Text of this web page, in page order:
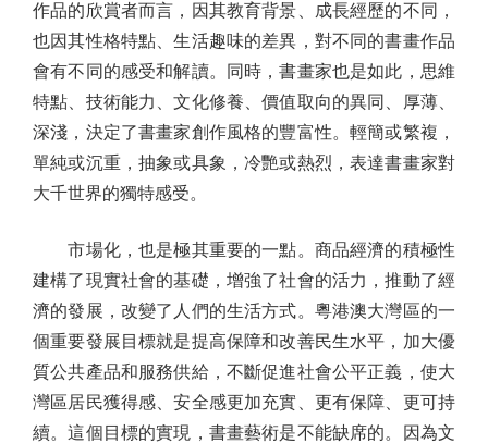
作品的欣賞者而言，因其教育背景、成長經歷的不同，
也因其性格特點、生活趣味的差異，對不同的書畫作品
會有不同的感受和解讀。同時，書畫家也是如此，思維
特點、技術能力、文化修養、價值取向的異同、厚薄、
深淺，決定了書畫家創作風格的豐富性。輕簡或繁複，
單純或沉重，抽象或具象，冷艷或熱烈，表達書畫家對
大千世界的獨特感受。
市場化，也是極其重要的一點。商品經濟的積極性
建構了現實社會的基礎，增強了社會的活力，推動了經
濟的發展，改變了人們的生活方式。粵港澳大灣區的一
個重要發展目標就是提高保障和改善民生水平，加大優
質公共產品和服務供給，不斷促進社會公平正義，使大
灣區居民獲得感、安全感更加充實、更有保障、更可持
續。這個目標的實現，書畫藝術是不能缺席的。因為文